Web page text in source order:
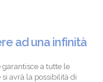
ad una infinità
a tutte le
avrà la possibilità di